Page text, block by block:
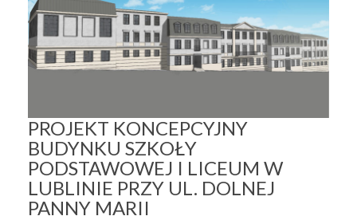
PROJEKT KONCEPCYJNY
BUDYNKU SZKOŁY
PODSTAWOWEJ I LICEUM W
LUBLINIE PRZY UL. DOLNEJ
PANNY MARII